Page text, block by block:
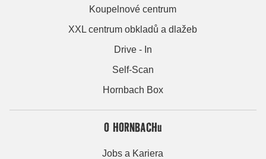
Koupelnové centrum
XXL centrum obkladů a dlažeb
Drive - In
Self-Scan
Hornbach Box
O HORNBACHu
Jobs a Kariera